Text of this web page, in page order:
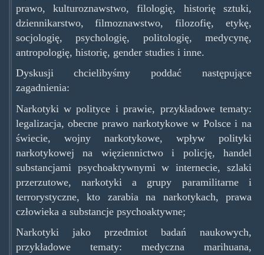
prawo, kulturoznawstwo, filologię, historię sztuki,
dziennikarstwo, filmoznawstwo, filozofię, etykę,
socjologię, psychologię, politologię, medycynę,
antropologię, historię, gender studies i inne.
Dyskusji chcielibyśmy poddać następujące
zagadnienia:
Narkotyki w polityce i prawie, przykładowe tematy:
legalizacja, obecne prawo narkotykowe w Polsce i na
świecie, wojny narkotykowe, wpływ polityki
narkotykowej na więziennictwo i policję, handel
substancjami psychoaktywnymi w internecie, szlaki
przerzutowe, narkotyki a grupy paramilitarne i
terrorystyczne, kto zarabia na narkotykach, prawa
człowieka a substancje psychoaktywne;
Narkotyki jako przedmiot badań naukowych,
przykładowe tematy: medyczna marihuana,